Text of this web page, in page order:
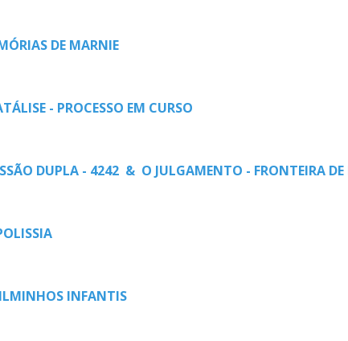
DE MARNIE
- PROCESSO EM CURSO
DUPLA - 4242 & O JULGAMENTO - FRONTEIRA DE
INFANTIS